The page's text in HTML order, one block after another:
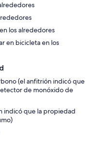
los alrededores
en bicicleta en los
(el anfitrión indicó que
de monóxido de
indicó que la propiedad